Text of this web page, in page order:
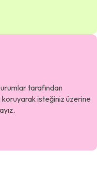
tarafından
koruyarak isteğiniz üzerine